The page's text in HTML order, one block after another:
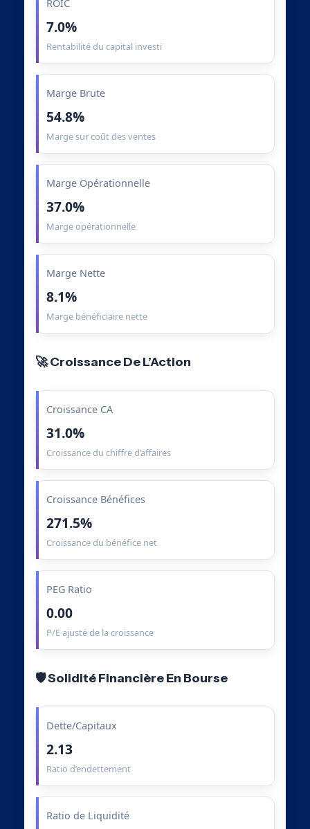
ROIC
7.0%
Rentabilité du capital investi
Marge Brute
54.8%
Marge sur coût des ventes
Marge Opérationnelle
37.0%
Marge opérationnelle
Marge Nette
8.1%
Marge bénéficiaire nette
🚀 Croissance De L’Action
Croissance CA
31.0%
Croissance du chiffre d’affaires
Croissance Bénéfices
271.5%
Croissance du bénéfice net
PEG Ratio
0.00
P/E ajusté de la croissance
🛡️ Solidité Financière En Bourse
Dette/Capitaux
2.13
Ratio d’endettement
Ratio de Liquidité